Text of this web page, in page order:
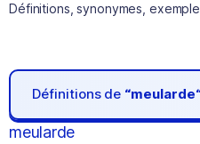
Définitions, synonymes,
Définitions de
meularde